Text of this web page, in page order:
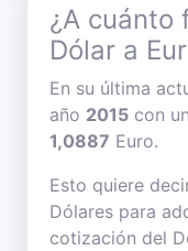
¿A cuánto
Dólar a
En su última
año 2015 con
1,0887 Euro.
Esto quiere
Dólares para
cotización del